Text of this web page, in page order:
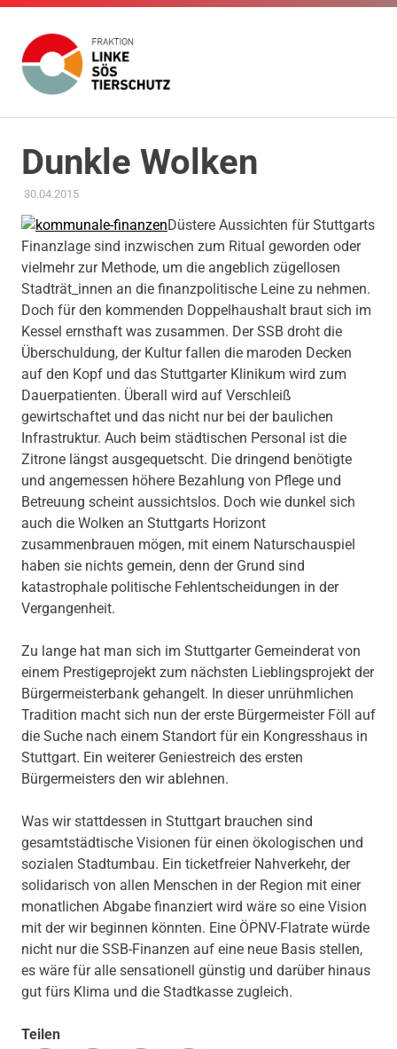
Inhalt
springen
Linke
SÖS
Tierschutz
Fraktion
Die
SÖS
Tierschutz
im
Gemeinderat
Stuttgart
Dunkle Wolken
30.04.2015ADMIN
AMTSBLATT-BEITRAG
Düstere Aussichten für Stuttgarts
Finanzlage sind inzwischen zum Ritual geworden oder
vielmehr zur Methode, um die angeblich zügellosen
Stadträt_innen an die finanzpolitische Leine zu nehmen.
Doch für den kommenden Doppelhaushalt braut sich im
Kessel ernsthaft was zusammen. Der SSB droht die
Überschuldung, der Kultur fallen die maroden Decken
auf den Kopf und das Stuttgarter Klinikum wird zum
Dauerpatienten. Überall wird auf Verschleiß
gewirtschaftet und das nicht nur bei der baulichen
Infrastruktur. Auch beim städtischen Personal ist die
Zitrone längst ausgequetscht. Die dringend benötigte
und angemessen höhere Bezahlung von Pflege und
Betreuung scheint aussichtslos. Doch wie dunkel sich
auch die Wolken an Stuttgarts Horizont
zusammenbrauen mögen, mit einem Naturschauspiel
haben sie nichts gemein, denn der Grund sind
katastrophale politische Fehlentscheidungen in der
Vergangenheit.
Zu lange hat man sich im Stuttgarter Gemeinderat von
einem Prestigeprojekt zum nächsten Lieblingsprojekt der
Bürgermeisterbank gehangelt. In dieser unrühmlichen
Tradition macht sich nun der erste Bürgermeister Föll auf
die Suche nach einem Standort für ein Kongresshaus in
Stuttgart. Ein weiterer Geniestreich des ersten
Bürgermeisters den wir ablehnen.
Was wir stattdessen in Stuttgart brauchen sind
gesamtstädtische Visionen für einen ökologischen und
sozialen Stadtumbau. Ein ticketfreier Nahverkehr, der
solidarisch von allen Menschen in der Region mit einer
monatlichen Abgabe finanziert wird wäre so eine Vision
mit der wir beginnen könnten. Eine ÖPNV-Flatrate würde
nicht nur die SSB-Finanzen auf eine neue Basis stellen,
es wäre für alle sensationell günstig und darüber hinaus
gut fürs Klima und die Stadtkasse zugleich.
Teilen